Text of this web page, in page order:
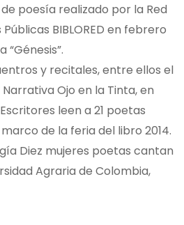
poesía realizado por la Red
BIBLORED en febrero
“Génesis”.
y recitales, entre ellos el
Ojo en la Tinta, en
leen a 21 poetas
de la feria del libro 2014.
Diez mujeres poetas cantan
Agraria de Colombia,